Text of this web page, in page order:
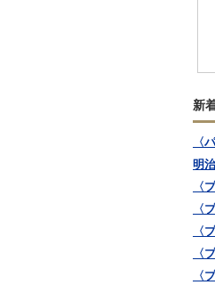
新
〈
明
〈
〈
〈
〈
〈